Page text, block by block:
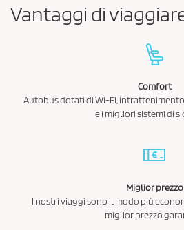
Vantaggi di
Comfort
Autobus dotati di Wi-Fi,
e i migliori sistemi di
Miglior prezzo
I nostri viaggi sono il modo più
miglior prezzo